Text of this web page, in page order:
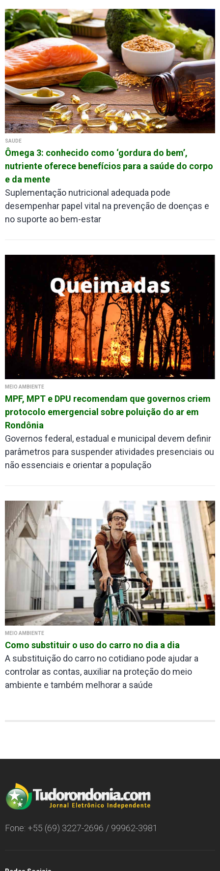
SAÚDE
Ômega 3: conhecido como ‘gordura do bem’,
nutriente oferece benefícios para a saúde do corpo
e da mente
Suplementação nutricional adequada pode
desempenhar papel vital na prevenção de doenças e
no suporte ao bem-estar
MEIO AMBIENTE
MPF, MPT e DPU recomendam que governos criem
protocolo emergencial sobre poluição do ar em
Rondônia
Governos federal, estadual e municipal devem definir
parâmetros para suspender atividades presenciais ou
não essenciais e orientar a população
MEIO AMBIENTE
Como substituir o uso do carro no dia a dia
A substituição do carro no cotidiano pode ajudar a
controlar as contas, auxiliar na proteção do meio
ambiente e também melhorar a saúde
Fone: +55 (69) 3227-2696 / 99962-3981